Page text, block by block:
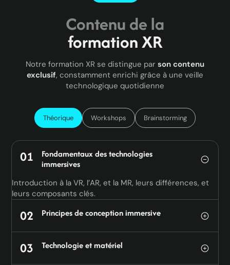
Contenu de la
formation XR
Notre formation XR se distingue par son contenu
exclusif, constamment enrichi grâce à une veille
technologique quotidienne
Théorique Workshops Brainstorming
01
Fondamentaux des technologies
immersives
Introduction à la VR, l’AR, et la MR, leurs différences, et
leurs composants clés.
02 Principes de conception immersive
03 Technologie et matériel